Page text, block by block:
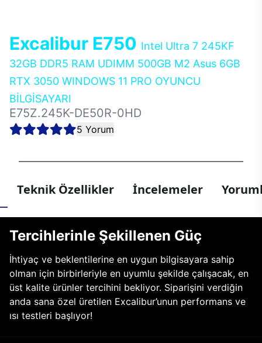
Excalibur E750 Intel Ultra 7 245KF
32GB DDR5 RAM UDIMM 500GB M2 Asus 6GB
RTX 3050 WINDOWS 11 PRO OYUNCU
BİLGİSAYARI
E75Z.245K-DE50R-0HD
5 Yorum
Teknik Özellikler İncelemeler
Tercihlerinle Şekillenen Güç
İhtiyaç ve beklentilerine en uygun bilgisayara sahip
olman için birbirleriyle en uyumlu şekilde çalışacak, en
üst kalite ürünler tercihini bekliyor. Siparişini verdiğin
anda sana özel üretilen Excalibur’unun performans ve
ısı testleri başlıyor!